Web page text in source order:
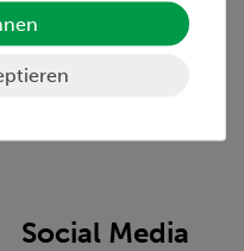
Social Media